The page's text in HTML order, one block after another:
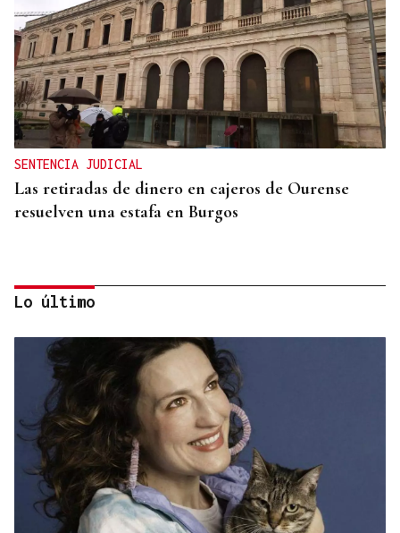
SENTENCIA JUDICIAL
Las retiradas de dinero en cajeros de Ourense
resuelven una estafa en Burgos
MADRES LACTANTES
Una "tetada" en Ourense para hacer visible la
lactancia
Lo último